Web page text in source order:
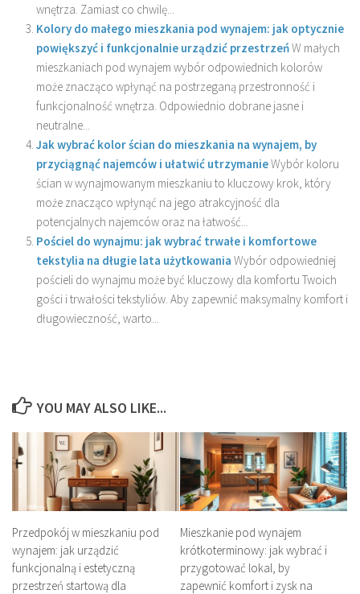
wnętrza. Zamiast co chwilę...
Kolory do małego mieszkania pod wynajem: jak optycznie
powiększyć i funkcjonalnie urządzić przestrzeńW małych
mieszkaniach pod wynajem wybór odpowiednich kolorów
może znacząco wpłynąć na postrzeganą przestronność i
funkcjonalność wnętrza. Odpowiednio dobrane jasne i
neutralne...
Jak wybrać kolor ścian do mieszkania na wynajem, by
przyciągnąć najemców i ułatwić utrzymanieWybór koloru
ścian w wynajmowanym mieszkaniu to kluczowy krok, który
może znacząco wpłynąć na jego atrakcyjność dla
potencjalnych najemców oraz na łatwość...
Pościel do wynajmu: jak wybrać trwałe i komfortowe
tekstylia na długie lata użytkowania Wybór odpowiedniej
pościeli do wynajmu może być kluczowy dla komfortu Twoich
gości i trwałości tekstyliów. Aby zapewnić maksymalny komfort i
długowieczność, warto...
YOU MAY ALSO LIKE...
Przedpokój w mieszkaniu pod
wynajem: jak urządzić
funkcjonalną i estetyczną
przestrzeń startową dla
Mieszkanie pod wynajem
krótkoterminowy: jak wybrać i
przygotować lokal, by
zapewnić komfort i zysk na